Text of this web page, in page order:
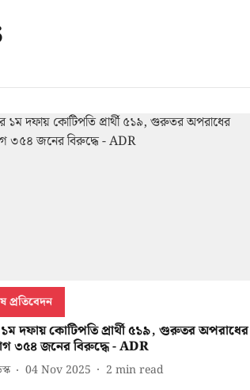
প্রতিবেদন
১ম দফায় কোটিপতি প্রার্থী ৫১৯, গুরুতর অপরাধের
৩৫৪ জনের বিরুদ্ধে - ADR
04 Nov 2025 2 min read